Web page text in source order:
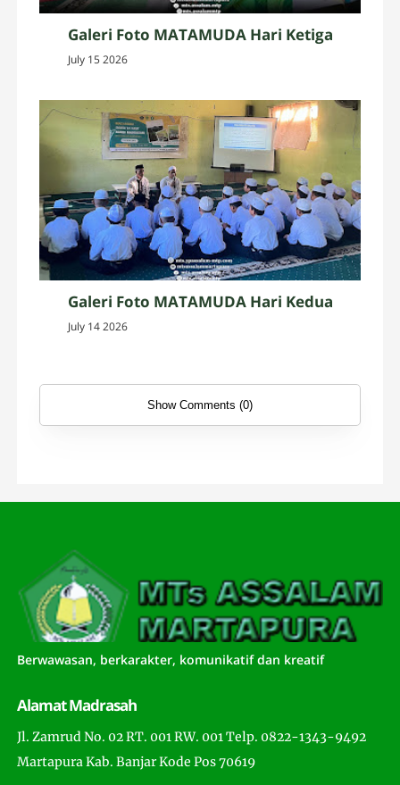
Galeri Foto MATAMUDA Hari Ketiga
July 15 2026
Galeri Foto MATAMUDA Hari Kedua
July 14 2026
Show Comments (0)
Berwawasan, berkarakter, komunikatif dan kreatif
Alamat Madrasah
Jl. Zamrud No. 02 RT. 001 RW. 001 Telp. 0822-1343-9492
Martapura Kab. Banjar Kode Pos 70619